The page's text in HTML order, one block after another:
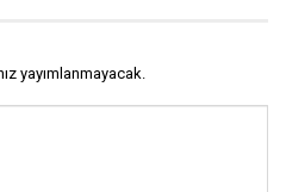
yayımlanmayacak.